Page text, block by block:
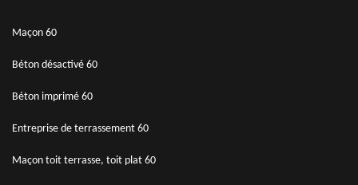
Maçon 60
Béton désactivé 60
Béton imprimé 60
Entreprise de terrassement 60
Maçon toit terrasse, toit plat 60